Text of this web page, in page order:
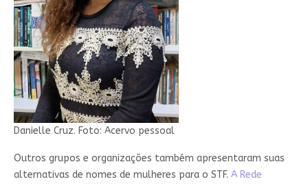
Danielle Cruz. Foto: Acervo pessoal
Outros grupos e organizações também apresentaram suas
alternativas de nomes de mulheres para o STF. A Rede